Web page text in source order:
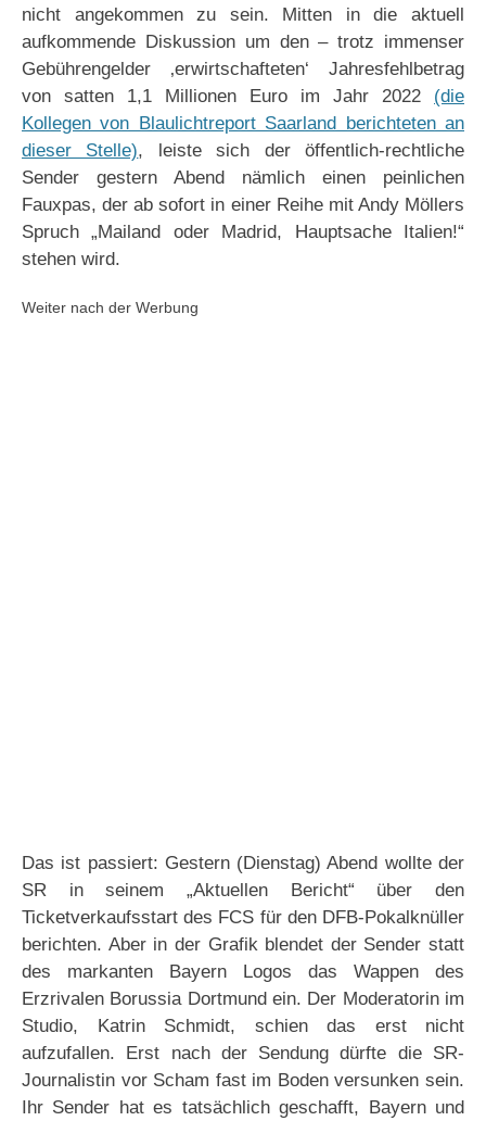
nicht angekommen zu sein. Mitten in die aktuell
aufkommende Diskussion um den – trotz immenser
Gebührengelder ‚erwirtschafteten‘ Jahresfehlbetrag
von satten 1,1 Millionen Euro im Jahr 2022 (die
Kollegen von Blaulichtreport Saarland berichteten an
dieser Stelle), leiste sich der öffentlich-rechtliche
Sender gestern Abend nämlich einen peinlichen
Fauxpas, der ab sofort in einer Reihe mit Andy Möllers
Spruch „Mailand oder Madrid, Hauptsache Italien!“
stehen wird.
Weiter nach der Werbung
Das ist passiert: Gestern (Dienstag) Abend wollte der
SR in seinem „Aktuellen Bericht“ über den
Ticketverkaufsstart des FCS für den DFB-Pokalknüller
berichten. Aber in der Grafik blendet der Sender statt
des markanten Bayern Logos das Wappen des
Erzrivalen Borussia Dortmund ein. Der Moderatorin im
Studio, Katrin Schmidt, schien das erst nicht
aufzufallen. Erst nach der Sendung dürfte die SR-
Journalistin vor Scham fast im Boden versunken sein.
Ihr Sender hat es tatsächlich geschafft, Bayern und